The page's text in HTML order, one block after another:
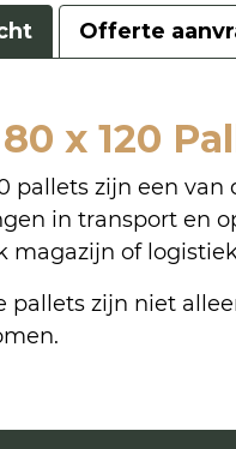
Offerte
x 120
pallets zijn een
in transport en
magazijn of
pallets zijn niet